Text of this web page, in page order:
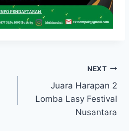
NEXT
Juara Harapan 2
Lomba Lasy Festival
Nusantara